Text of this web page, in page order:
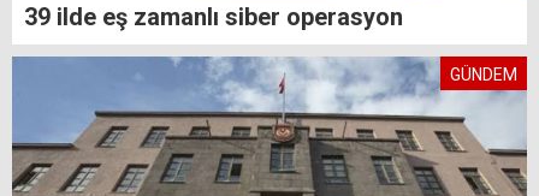
39 ilde eş zamanlı siber operasyon
GÜNDEM